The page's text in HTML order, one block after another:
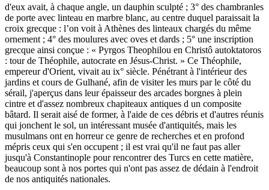
d'eux avait, à chaque angle, un dauphin sculpté ; 3° des chambranles
de porte avec linteau en marbre blanc, au centre duquel paraissait la
croix grecque : l’on voit à Athènes des linteaux chargés du même
ornement ; 4° des moulures avec oves et dards ; 5° une inscription
grecque ainsi conçue : « Pyrgos Theophilou en Christô autoktatoros
: tour de Théophile, autocrate en Jésus-Christ. » Ce Théophile,
empereur d'Orient, vivait au ix° siècle. Pénétrant à l'intérieur des
jardins et cours de Gulhané, afin de visiter les murs par le côté du
sérail, j'aperçus dans leur épaisseur des arcades borgnes à plein
cintre et d'assez nombreux chapiteaux antiques d un composite
bâtard. Il serait aisé de former, à l'aide de ces débris et d'autres réunis
qui jonchent le sol, un intéressant musée d'antiquités, mais les
musulmans ont en horreur ce genre de recherches et en profond
mépris ceux qui s'en occupent ; il est vrai qu'il ne faut pas aller
jusqu'à Constantinople pour rencontrer des Turcs en cette matière,
beaucoup sont à nos portes qui n'ont pas assez de dédain à l'endroit
de nos antiquités nationales.